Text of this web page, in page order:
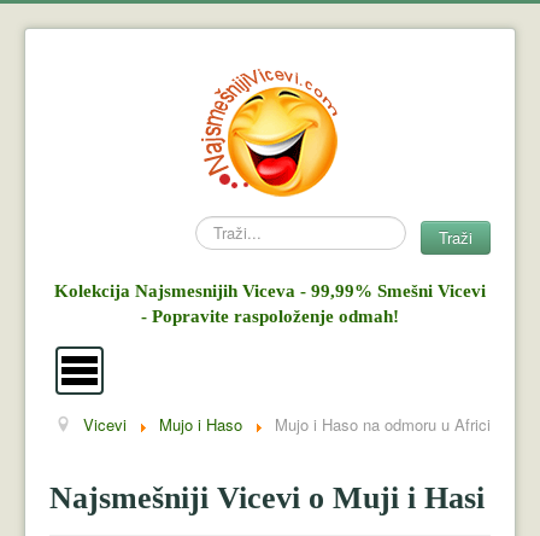
Search Traži
Kolekcija Najsmesnijih Viceva - 99,99% Smešni Vicevi
- Popravite raspoloženje odmah!
Vicevi
Mujo i Haso
Vicevi Mujo i Haso Mujo i Haso na odmoru u Africi
Najsmešniji Vicevi o Muji i Hasi